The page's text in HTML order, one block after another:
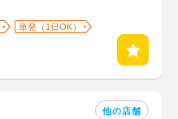
単発（1日OK）
他の店舗